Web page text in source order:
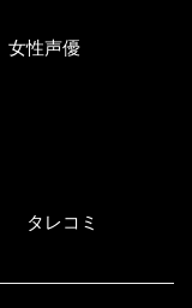
女性声優
タレコミ